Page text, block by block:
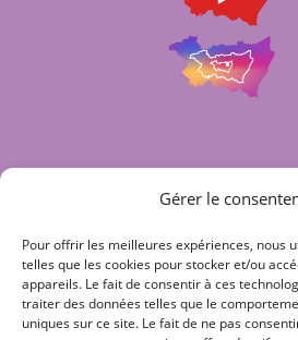
Gérer le
Pour offrir les meilleures expériences, nous
telles que les cookies pour stocker et/ou
appareils. Le fait de consentir à ces
traiter des données telles que le
uniques sur ce site. Le fait de ne pas
Mentions légales
Déclaration de confidentialité (UE)